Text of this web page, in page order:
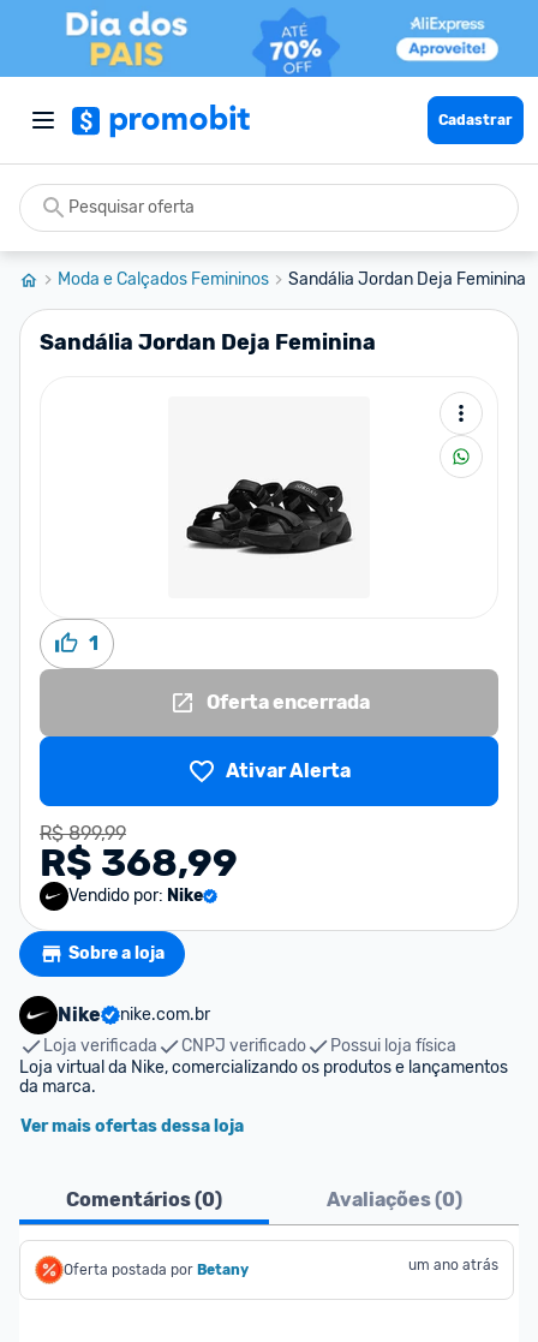
Cadastrar
Moda e Calçados Femininos Sandália Jordan Deja Feminina
Sandália Jordan Deja Feminina
1
Oferta encerrada
Ativar Alerta
R$ 899,99
R$ 368,99
Vendido por: Nike
Sobre a loja
Nike
nike.com.br
Loja verificada
CNPJ verificado
Possui loja física
Loja virtual da Nike, comercializando os produtos e lançamentos
da marca.
Ver mais ofertas dessa loja
Comentários (0) Avaliações (0)
Oferta postada por Betany um ano atrás